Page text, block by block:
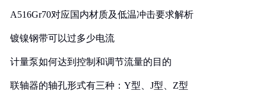
A516Gr70对应国内材质及低温冲击要求解析
镀镍钢带可以过多少电流
计量泵如何达到控制和调节流量的目的
联轴器的轴孔形式有三种：Y型、J型、Z型